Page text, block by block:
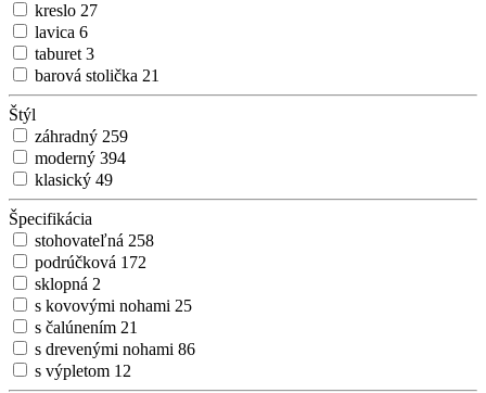
kreslo 27
lavica 6
taburet 3
barová stolička 21
Štýl
záhradný 259
moderný 394
klasický 49
Špecifikácia
stohovateľná 258
podrúčková 172
sklopná 2
s kovovými nohami 25
s čalúnením 21
s drevenými nohami 86
s výpletom 12